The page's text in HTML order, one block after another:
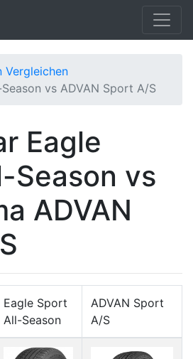
Vergleichen
vs ADVAN Sport A/S
Eagle
Season vs
ADVAN
Eagle Sport
All-Season
ADVAN Sport
A/S